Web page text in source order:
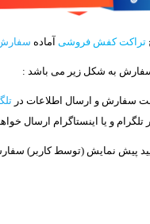
تراکت کفش فروشی آماده
به شکل زیر می باشد :
سفارش و ارسال اطلاعات در
و یا اینستاگرام ارسال
پیش نمایش (توسط کاربر)